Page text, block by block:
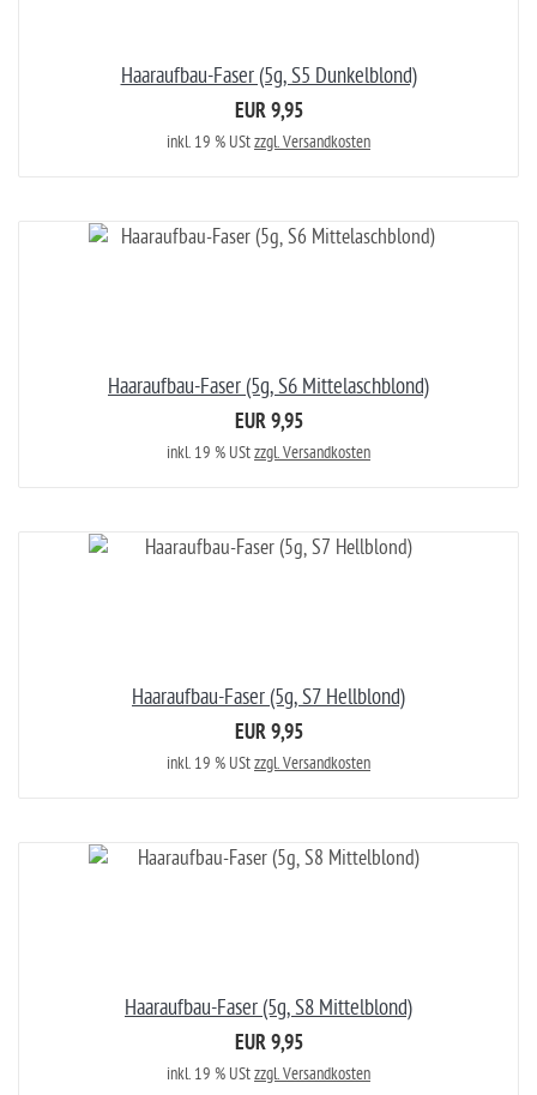
Haaraufbau-Faser (5g, S5 Dunkelblond)
EUR 9,95
inkl. 19 % UStzzgl. Versandkosten
Haaraufbau-Faser (5g, S6 Mittelaschblond)
EUR 9,95
inkl. 19 % UStzzgl. Versandkosten
Haaraufbau-Faser (5g, S7 Hellblond)
EUR 9,95
inkl. 19 % UStzzgl. Versandkosten
Haaraufbau-Faser (5g, S8 Mittelblond)
EUR 9,95
inkl. 19 % UStzzgl. Versandkosten